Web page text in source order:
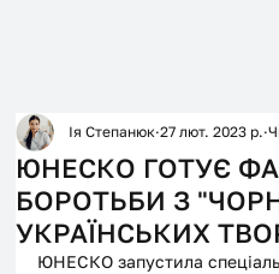
ЮНЕСКО ГОТУЄ
БОРОТЬБИ З
УКРАЇНСЬКИХ
Ія Степанюк 27 лют. 2023 р.
ЮНЕСКО запустила